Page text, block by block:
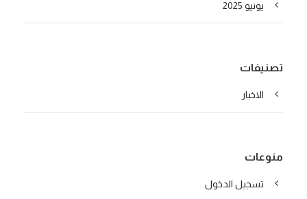
يونيو 2025
تصنيفات
الاخبار
منوعات
تسجيل الدخول